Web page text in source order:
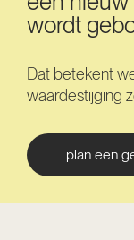
wordt
Dat betekent
waardestijging
plan een